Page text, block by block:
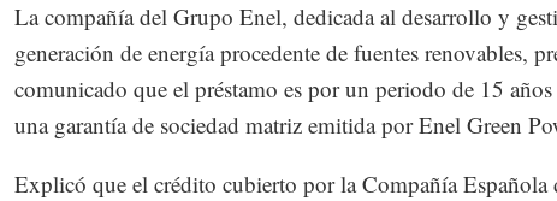
La compañía del Grupo Enel, dedicada al desarrollo y
generación de energía procedente de fuentes renovables,
comunicado que el préstamo es por un periodo de 15
una garantía de sociedad matriz emitida por Enel Green
Explicó que el crédito cubierto por la Compañía Española